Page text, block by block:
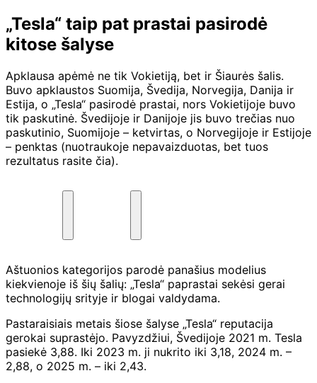
„Tesla“ taip pat prastai pasirodė
kitose šalyse
Apklausa apėmė ne tik Vokietiją, bet ir Šiaurės šalis.
Buvo apklaustos Suomija, Švedija, Norvegija, Danija ir
Estija, o „Tesla“ pasirodė prastai, nors Vokietijoje buvo
tik paskutinė. Švedijoje ir Danijoje jis buvo trečias nuo
paskutinio, Suomijoje – ketvirtas, o Norvegijoje ir Estijoje
– penktas (nuotraukoje nepavaizduotas, bet tuos
rezultatus rasite čia).
Aštuonios kategorijos parodė panašius modelius
kiekvienoje iš šių šalių: „Tesla“ paprastai sekėsi gerai
technologijų srityje ir blogai valdydama.
Pastaraisiais metais šiose šalyse „Tesla“ reputacija
gerokai suprastėjo. Pavyzdžiui, Švedijoje 2021 m. Tesla
pasiekė 3,88. Iki 2023 m. ji nukrito iki 3,18, 2024 m. –
2,88, o 2025 m. – iki 2,43.